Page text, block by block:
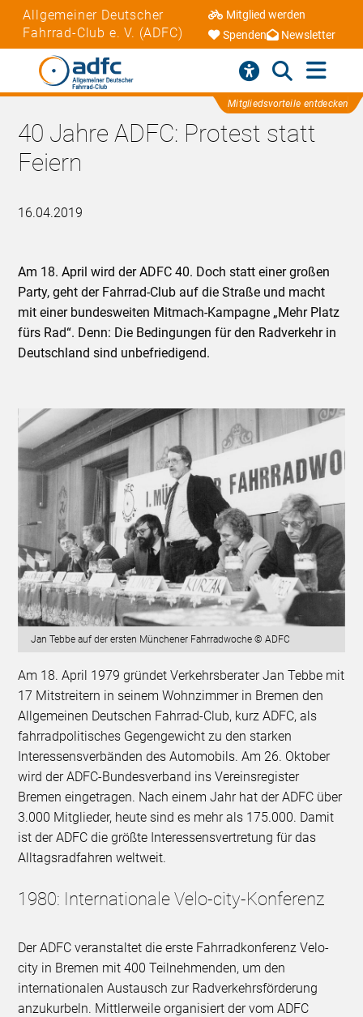
Allgemeiner Deutscher
Fahrrad-Club e. V. (ADFC)
Mitglied werden
Spenden
Newsletter
Mitgliedsvorteile entdecken
40 Jahre ADFC: Protest statt
Feiern
16.04.2019
Am 18. April wird der ADFC 40. Doch statt einer großen
Party, geht der Fahrrad-Club auf die Straße und macht
mit einer bundesweiten Mitmach-Kampagne „Mehr Platz
fürs Rad“. Denn: Die Bedingungen für den Radverkehr in
Deutschland sind unbefriedigend.
Jan Tebbe auf der ersten Münchener Fahrradwoche © ADFC
Am 18. April 1979 gründet Verkehrsberater Jan Tebbe mit
17 Mitstreitern in seinem Wohnzimmer in Bremen den
Allgemeinen Deutschen Fahrrad-Club, kurz ADFC, als
fahrradpolitisches Gegengewicht zu den starken
Interessensverbänden des Automobils. Am 26. Oktober
wird der ADFC-Bundesverband ins Vereinsregister
Bremen eingetragen. Nach einem Jahr hat der ADFC über
3.000 Mitglieder, heute sind es mehr als 175.000. Damit
ist der ADFC die größte Interessensvertretung für das
Alltagsradfahren weltweit.
1980: Internationale Velo-city-Konferenz
Der ADFC veranstaltet die erste Fahrradkonferenz Velo-
city in Bremen mit 400 Teilnehmenden, um den
internationalen Austausch zur Radverkehrsförderung
anzukurbeln. Mittlerweile organisiert der vom ADFC